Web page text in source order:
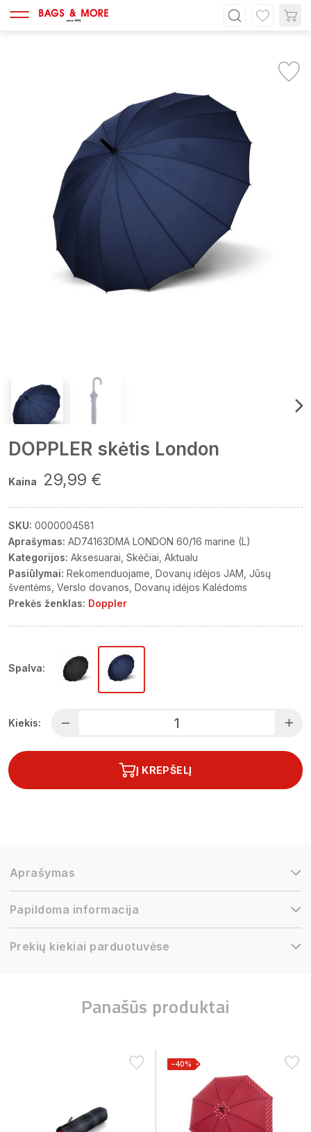
DOPPLER skėtis London
Kaina 29,99 €
SKU: 0000004581
Aprašymas: AD74163DMA LONDON 60/16 marine (L)
Kategorijos: Aksesuarai Skėčiai Aktualu
Pasiūlymai: Rekomenduojame Dovanų idėjos JAM Jūsų
šventėms Verslo dovanos Dovanų idėjos Kalėdoms
Prekės ženklas: Doppler
Spalva:
Kiekis:
Į KREPŠELĮ
Aprašymas
Papildoma informacija
Prekių kiekiai parduotuvėse
Panašūs produktai
−40%